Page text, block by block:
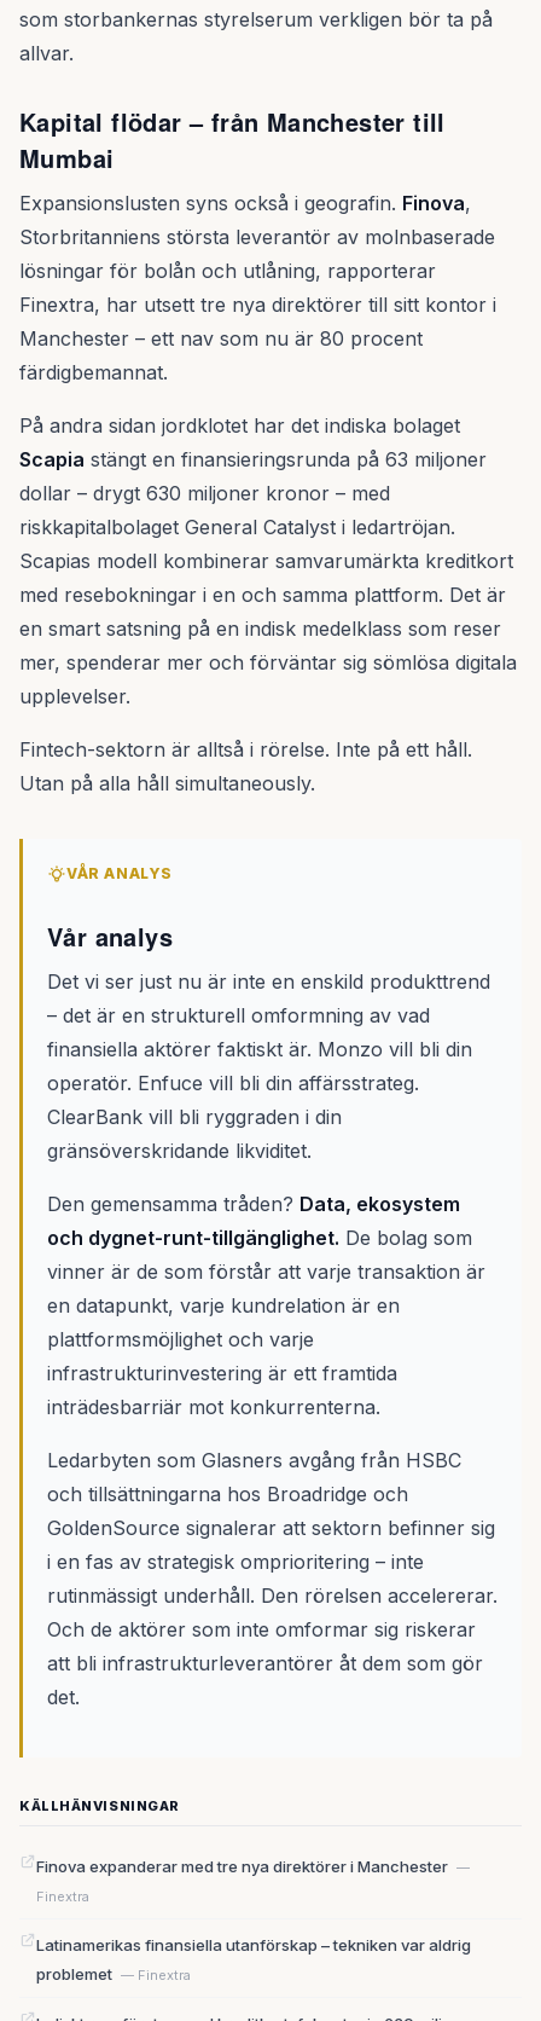
som storbankernas styrelserum verkligen bör ta på
allvar.
Kapital flödar – från Manchester till
Mumbai
Expansionslusten syns också i geografin. Finova,
Storbritanniens största leverantör av molnbaserade
lösningar för bolån och utlåning, rapporterar
Finextra, har utsett tre nya direktörer till sitt kontor i
Manchester – ett nav som nu är 80 procent
färdigbemannat.
På andra sidan jordklotet har det indiska bolaget
Scapia stängt en finansieringsrunda på 63 miljoner
dollar – drygt 630 miljoner kronor – med
riskkapitalbolaget General Catalyst i ledartröjan.
Scapias modell kombinerar samvarumärkta kreditkort
med resebokningar i en och samma plattform. Det är
en smart satsning på en indisk medelklass som reser
mer, spenderar mer och förväntar sig sömlösa digitala
upplevelser.
Fintech-sektorn är alltså i rörelse. Inte på ett håll.
Utan på alla håll simultaneously.
VÅR ANALYS
Vår analys
Det vi ser just nu är inte en enskild produkttrend
– det är en strukturell omformning av vad
finansiella aktörer faktiskt är. Monzo vill bli din
operatör. Enfuce vill bli din affärsstrateg.
ClearBank vill bli ryggraden i din
gränsöverskridande likviditet.
Den gemensamma tråden? Data, ekosystem
och dygnet-runt-tillgänglighet. De bolag som
vinner är de som förstår att varje transaktion är
en datapunkt, varje kundrelation är en
plattformsmöjlighet och varje
infrastrukturinvestering är ett framtida
inträdesbarriär mot konkurrenterna.
Ledarbyten som Glasners avgång från HSBC
och tillsättningarna hos Broadridge och
GoldenSource signalerar att sektorn befinner sig
i en fas av strategisk omprioritering – inte
rutinmässigt underhåll. Den rörelsen accelererar.
Och de aktörer som inte omformar sig riskerar
att bli infrastrukturleverantörer åt dem som gör
det.
KÄLLHÄNVISNINGAR
Finova expanderar med tre nya direktörer i Manchester —
Finextra
Latinamerikas finansiella utanförskap – tekniken var aldrig
problemet — Finextra